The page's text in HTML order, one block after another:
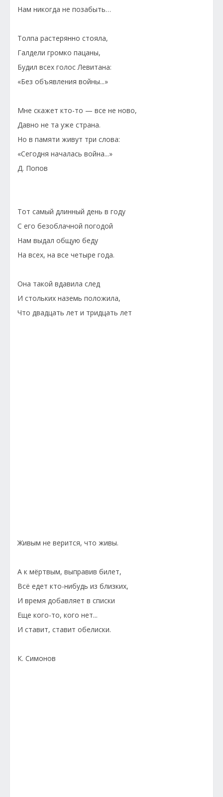
Нам никогда не позабыть…
Толпа растерянно стояла,
Галдели громко пацаны,
Будил всех голос Левитана:
«Без объявления войны...»
Мне скажет кто-то — все не ново,
Давно не та уже страна.
Но в памяти живут три слова:
«Сегодня началась война...»
Д. Попов
Тот самый длинный день в году
С его безоблачной погодой
Нам выдал общую беду
На всех, на все четыре года.
Она такой вдавила след
И стольких наземь положила,
Что двадцать лет и тридцать лет
Живым не верится, что живы.
А к мёртвым, выправив билет,
Всё едет кто-нибудь из близких,
И время добавляет в списки
Еще кого-то, кого нет...
И ставит, ставит обелиски.
К. Симонов